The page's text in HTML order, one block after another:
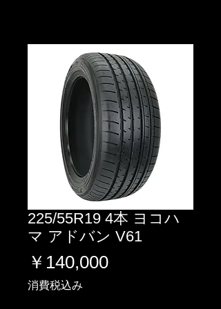
225/55R19 4本 ヨコハ
マ アドバン V61
￥140,000価
消費税込み